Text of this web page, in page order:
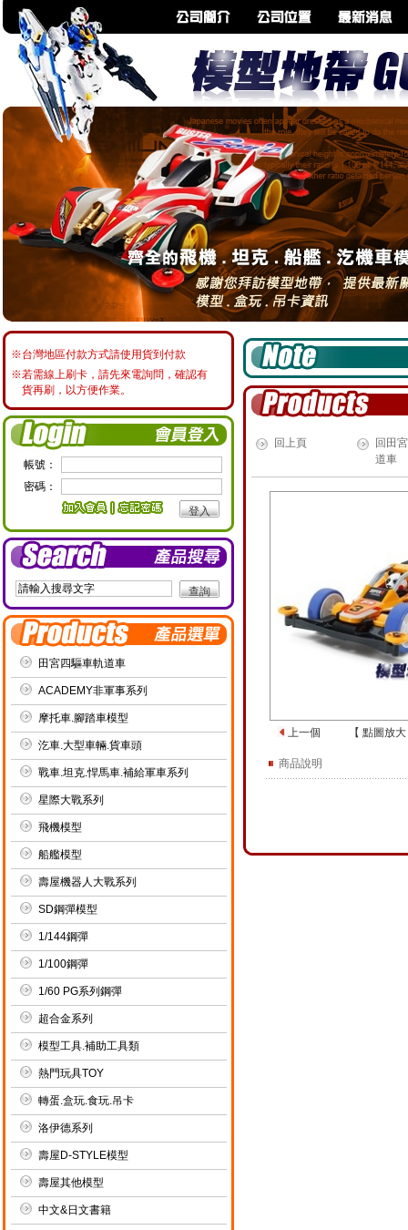
※台灣地區付款方式請使用貨到付款
※若需線上刷卡，請先來電詢問，確認有
貨再刷，以方便作業。
帳號：
密碼：
田宮四驅車軌道車
ACADEMY非軍事系列
摩托車.腳踏車模型
汔車.大型車輛.貨車頭
戰車.坦克.悍馬車.補給軍車系列
星際大戰系列
飛機模型
船艦模型
壽屋機器人大戰系列
SD鋼彈模型
1/144鋼彈
1/100鋼彈
1/60 PG系列鋼彈
超合金系列
模型工具.補助工具類
熱門玩具TOY
轉蛋.盒玩.食玩.吊卡
洛伊德系列
壽屋D-STYLE模型
壽屋其他模型
中文&日文書籍
回上頁
回田
道車
上一個 【 點圖放大
商品說明